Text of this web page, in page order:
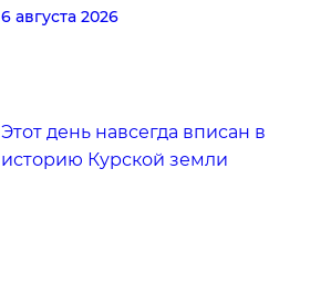
6 августа 2026
Этот день навсегда вписан в
историю Курской земли